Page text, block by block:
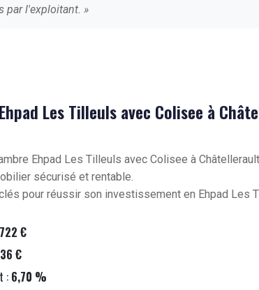
par l'exploitant. »
Les Tilleuls avec Colisee à
Ehpad Les Tilleuls avec Colisee à
sécurisé et rentable.
pour réussir son investissement en Ehpad Les
€
€
: 6,70 %